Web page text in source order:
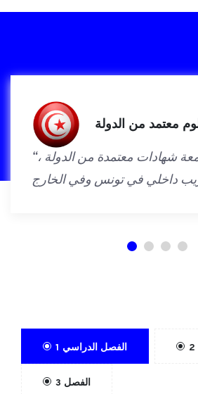
درجة مزدوجة
“يمكنك التسجيل في الدبلومة التونسية وإضافة
الفصل الدراسي 1
الفصل 3